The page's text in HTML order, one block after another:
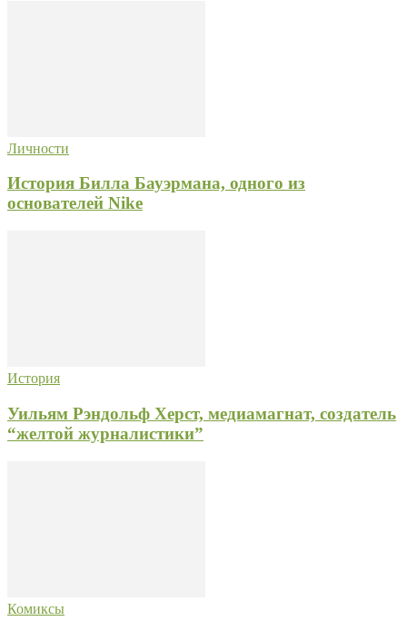
Личности
История Билла Бауэрмана, одного из
основателей Nike
История
Уильям Рэндольф Херст, медиамагнат, создатель
“желтой журналистики”
Комиксы